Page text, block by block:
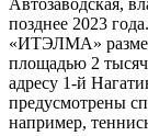
Автозаводская,
позднее 2023
«ИТЭЛМА»
площадью 2
адресу 1-й
предусмотрены
например,